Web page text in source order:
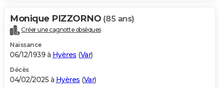
Bricolage
Lifestyle
Culture
Sport
Auto
Television
Voyage
Cinema
Monique PIZZORNO (85 ans)
Créer une cagnotte obsèques
Naissance
06/12/1939 à Hyères (Var)
Décès
04/02/2025 à Hyères (Var)